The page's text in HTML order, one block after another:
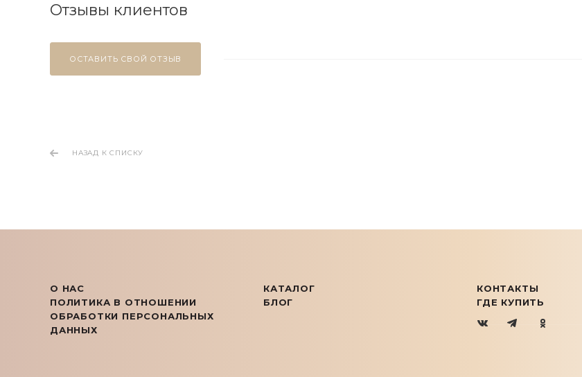
Отзывы клиентов
ОСТАВИТЬ СВОЙ ОТЗЫВ
НАЗАД К СПИСКУ
О НАС
ПОЛИТИКА В ОТНОШЕНИИ
ОБРАБОТКИ ПЕРСОНАЛЬНЫХ
ДАННЫХ
КАТАЛОГ
БЛОГ
КОНТАКТЫ
ГДЕ КУПИТЬ